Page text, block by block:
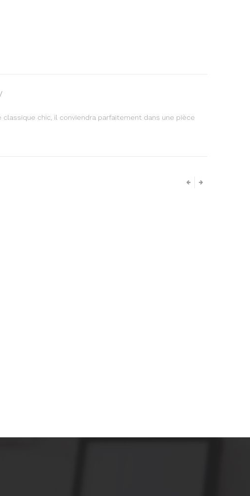
chic, il conviendra parfaitement dans une pièce